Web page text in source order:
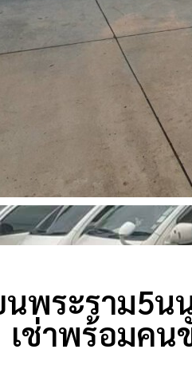
นพระราม5
เช่าพร้อมคน